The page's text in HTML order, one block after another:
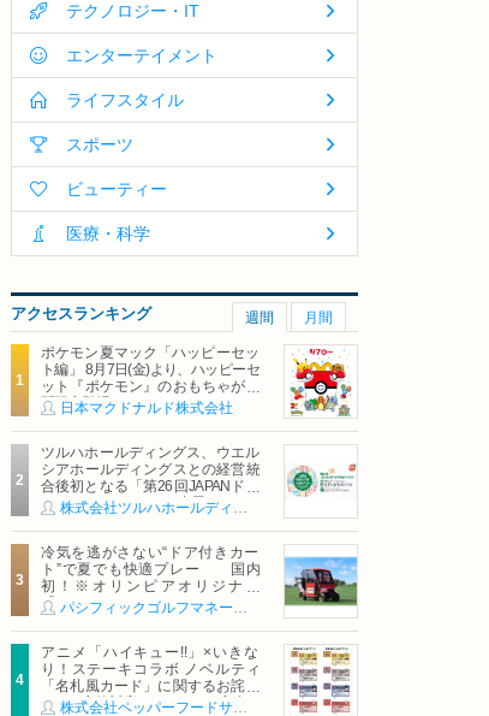
テクノロジー・IT
エンターテイメント
ライフスタイル
スポーツ
ビューティー
医療・科学
アクセスランキング 週間 月間
ポケモン夏マック「ハッピーセッ
ト編」 8月7日(金)より、ハッピーセ
ット『ポケモン』のおもちゃが期
間限定登場
日本マクドナルド株式会社
ツルハホールディングス、ウエル
シアホールディングスとの経営統
合後初となる「第26回JAPANドラ
ッグストアショー」に出展
冷気を逃がさない“ドア付きカー
ト”で夏でも快適プレー 国内
初！※オリンピアオリジナル
「AirCon Cart（エアコンカー
ト）」導入 | ＰＧＭ
アニメ「ハイキュー!!」×いきな
り！ステーキコラボ ノベルティ
「名札風カード」に関するお詫び
および交換対応についてのご案内